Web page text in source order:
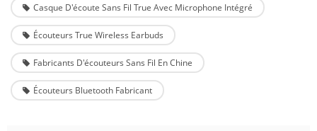
Casque D'écoute Sans Fil True Avec Microphone Intégré
Écouteurs True Wireless Earbuds
Fabricants D'écouteurs Sans Fil En Chine
Écouteurs Bluetooth Fabricant